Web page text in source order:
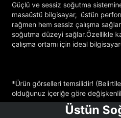
Güçlü ve sessiz soğutma
masaüstü bilgisayar, üstün
rağmen hem sessiz çalışma
soğutma düzeyi sağlar.Özellikle
çalışma ortamı için ideal
*Ürün görselleri temsilidir!
olduğunuz içeriğe göre
Üstün